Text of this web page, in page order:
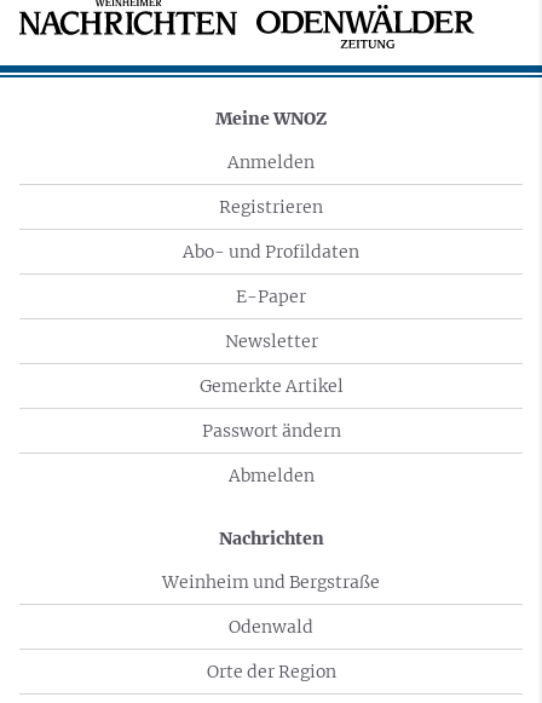
Meine WNOZ
Anmelden
Registrieren
Abo- und Profildaten
E-Paper
Newsletter
Gemerkte Artikel
Passwort ändern
Abmelden
Nachrichten
Weinheim und Bergstraße
Odenwald
Orte der Region